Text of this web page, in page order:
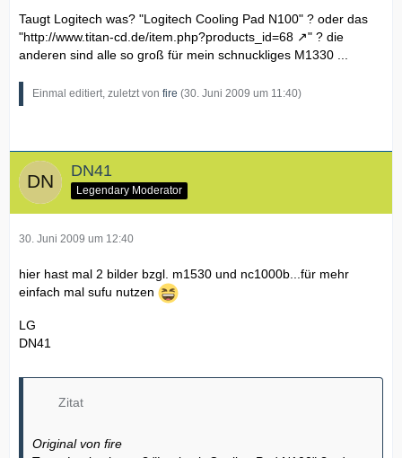
Taugt Logitech was? "Logitech Cooling Pad N100" ? oder das
"http://www.titan-cd.de/item.php?products_id=68
" ? die
anderen sind alle so groß für mein schnuckliges M1330 ...
Einmal editiert, zuletzt von fire (30. Juni 2009 um 11:40)
DN41
Legendary Moderator
30. Juni 2009 um 12:40
hier hast mal 2 bilder bzgl. m1530 und nc1000b...für mehr
einfach mal sufu nutzen
LG
DN41
Zitat
Original von fire